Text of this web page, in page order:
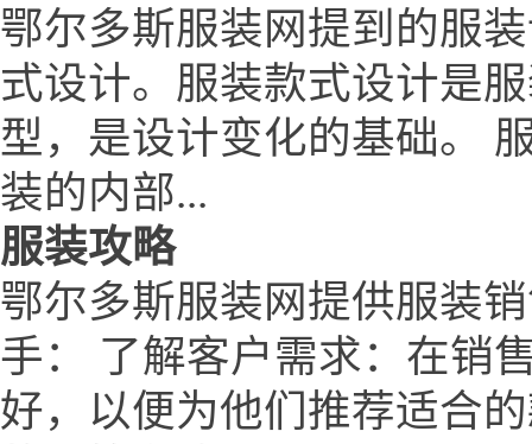
鄂尔多斯服装网提到的服
式设计。服装款式设计是
型，是设计变化的基础。
装的内部...
服装攻略
鄂尔多斯服装网提供服装
手： 了解客户需求：在销
好，以便为他们推荐适合